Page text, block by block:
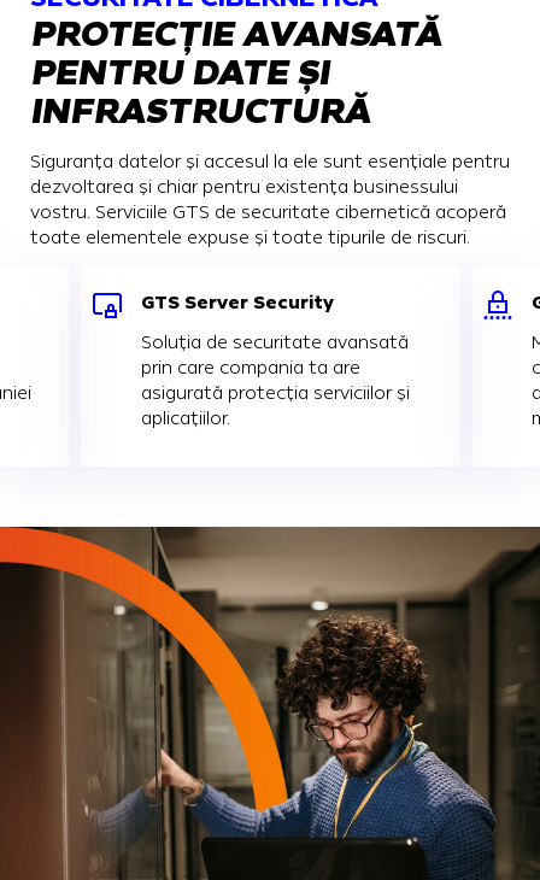
DISTRIBUITORII AUTO DIN ÎNTREAGA ȚARĂ.”
PROTECȚIE AVANSATĂ
PENTRU DATE ȘI
INFRASTRUCTURĂ
Siguranța datelor și accesul la ele sunt esențiale pentru
dezvoltarea și chiar pentru existența businessului
vostru. Serviciile GTS de securitate cibernetică acoperă
toate elementele expuse și toate tipurile de riscuri.
GTS Server Security
Soluția de securitate avansată
prin care compania ta are
asigurată protecția serviciilor și
aplicațiilor.